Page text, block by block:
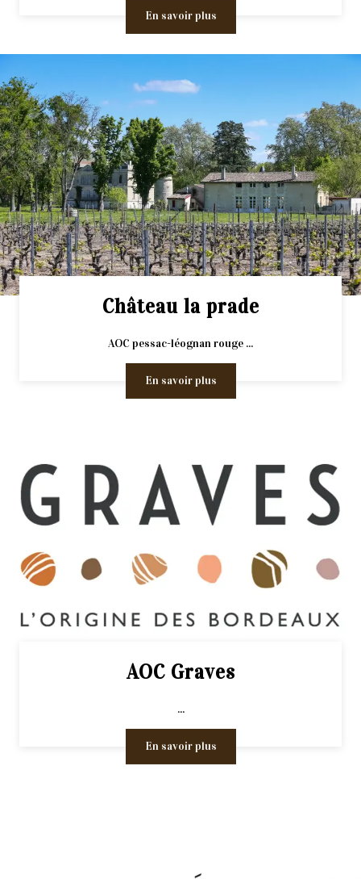
En savoir plus
Château la prade
AOC pessac-léognan rouge ...
En savoir plus
AOC Graves
...
En savoir plus